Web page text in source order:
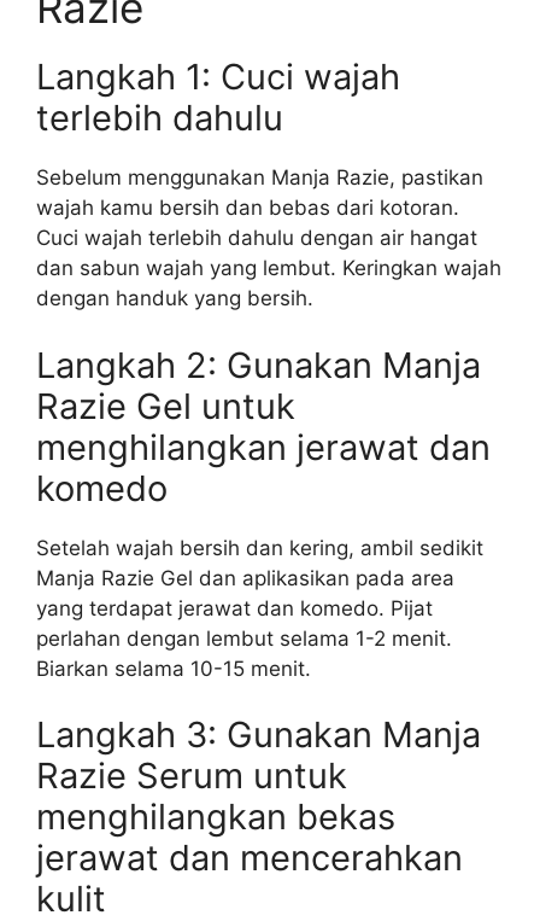
Langkah 1: Cuci wajah
terlebih dahulu
Sebelum menggunakan Manja Razie, pastikan
wajah kamu bersih dan bebas dari kotoran.
Cuci wajah terlebih dahulu dengan air hangat
dan sabun wajah yang lembut. Keringkan wajah
dengan handuk yang bersih.
Langkah 2: Gunakan Manja
Razie Gel untuk
menghilangkan jerawat dan
komedo
Setelah wajah bersih dan kering, ambil sedikit
Manja Razie Gel dan aplikasikan pada area
yang terdapat jerawat dan komedo. Pijat
perlahan dengan lembut selama 1-2 menit.
Biarkan selama 10-15 menit.
Langkah 3: Gunakan Manja
Razie Serum untuk
menghilangkan bekas
jerawat dan mencerahkan
kulit